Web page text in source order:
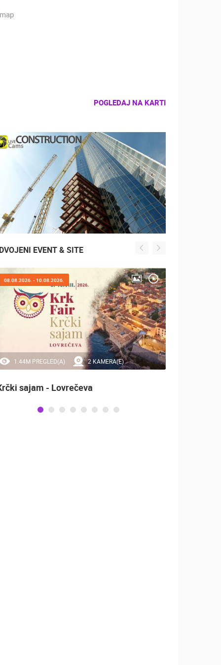
POGLEDAJ NA KARTI
EVENT & SITE
1.44M PREGLED(A) 2 KAMERA(E)
08.08.2026. - 10.08.2026.
sajam - Lovrečeva